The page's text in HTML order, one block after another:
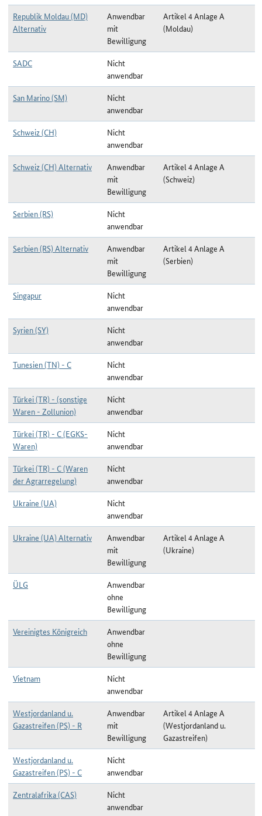
Republik Moldau (MD)
Alternativ
Anwendbar
mit
Bewilligung
Artikel 4 Anlage A
(Moldau)
SADC
Nicht
anwendbar
San Marino (SM)
Nicht
anwendbar
Schweiz (CH)
Nicht
anwendbar
Schweiz (CH) Alternativ
Anwendbar
mit
Bewilligung
Artikel 4 Anlage A
(Schweiz)
Serbien (RS)
Nicht
anwendbar
Serbien (RS) Alternativ
Anwendbar
mit
Bewilligung
Artikel 4 Anlage A
(Serbien)
Singapur
Nicht
anwendbar
Syrien (SY)
Nicht
anwendbar
Tunesien (TN) - C
Nicht
anwendbar
Türkei (TR) - (sonstige
Waren - Zollunion)
Nicht
anwendbar
Türkei (TR) - C (EGKS-
Waren)
Nicht
anwendbar
Türkei (TR) - C (Waren
der Agrarregelung)
Nicht
anwendbar
Ukraine (UA)
Nicht
anwendbar
Ukraine (UA) Alternativ
Anwendbar
mit
Bewilligung
Artikel 4 Anlage A
(Ukraine)
ÜLG
Anwendbar
ohne
Bewilligung
Vereinigtes Königreich
Anwendbar
ohne
Bewilligung
Vietnam
Nicht
anwendbar
Westjordanland u.
Gazastreifen (PS) - R
Anwendbar
mit
Bewilligung
Artikel 4 Anlage A
(Westjordanland u.
Gazastreifen)
Westjordanland u.
Gazastreifen (PS) - C
Nicht
anwendbar
Zentralafrika (CAS)
Nicht
anwendbar